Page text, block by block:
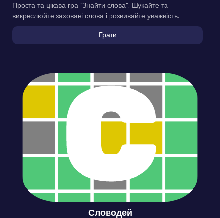
Проста та цікава гра “Знайти слова”. Шукайте та
викреслюйте заховані слова і розвивайте уважність.
Грати
Словодей